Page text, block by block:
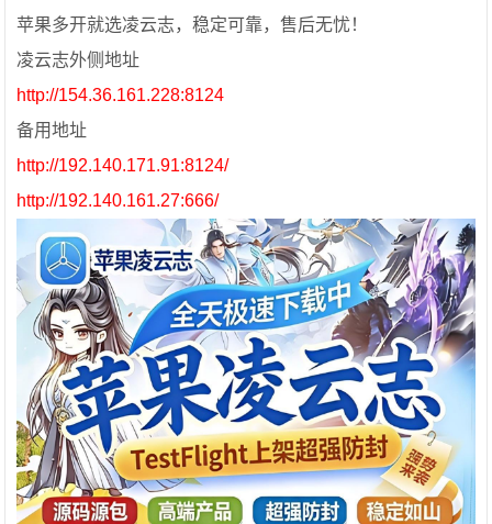
苹果多开就选凌云志，稳定可靠，售后无忧！
凌云志外侧地址
http://154.36.161.228:8124
备用地址
http://192.140.171.91:8124/
http://192.140.161.27:666/